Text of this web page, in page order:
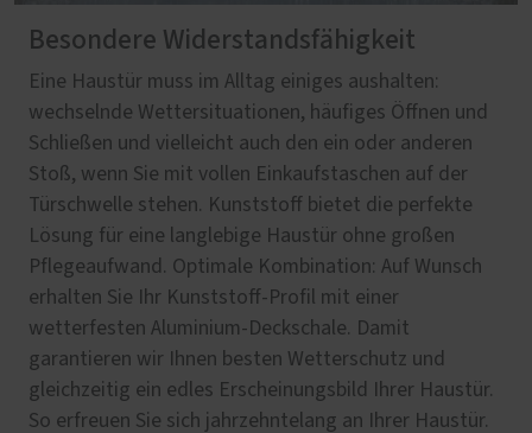
Besondere Widerstandsfähigkeit
Eine Haustür muss im Alltag einiges aushalten:
wechselnde Wettersituationen, häufiges Öffnen und
Schließen und vielleicht auch den ein oder anderen
Stoß, wenn Sie mit vollen Einkaufstaschen auf der
Türschwelle stehen. Kunststoff bietet die perfekte
Lösung für eine langlebige Haustür ohne großen
Pflegeaufwand. Optimale Kombination: Auf Wunsch
erhalten Sie Ihr Kunststoff-Profil mit einer
wetterfesten Aluminium-Deckschale. Damit
garantieren wir Ihnen besten Wetterschutz und
gleichzeitig ein edles Erscheinungsbild Ihrer Haustür.
So erfreuen Sie sich jahrzehntelang an Ihrer Haustür.